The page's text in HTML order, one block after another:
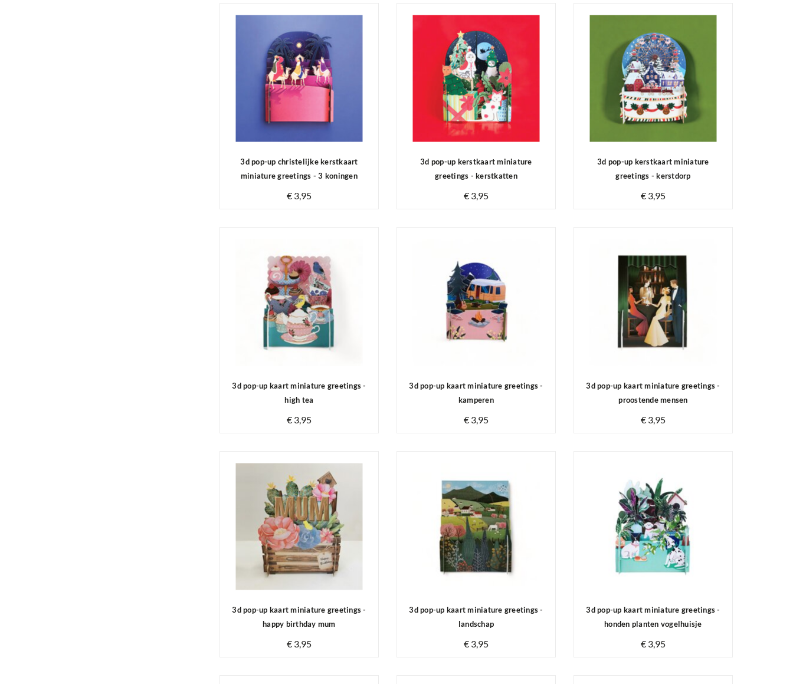
3d pop-up christelijke kerstkaart
miniature greetings - 3 koningen
€ 3,95
3d pop-up kerstkaart miniature
greetings - kerstkatten
€ 3,95
3d pop-up kerstkaart miniature
greetings - kerstdorp
€ 3,95
3d pop-up kaart miniature greetings -
high tea
€ 3,95
3d pop-up kaart miniature greetings -
kamperen
€ 3,95
3d pop-up kaart miniature greetings -
proostende mensen
€ 3,95
3d pop-up kaart miniature greetings -
happy birthday mum
€ 3,95
3d pop-up kaart miniature greetings -
landschap
€ 3,95
3d pop-up kaart miniature greetings -
honden planten vogelhuisje
€ 3,95